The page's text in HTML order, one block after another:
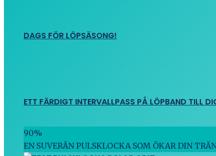
DAGS FÖR LÖPSÄSONG!
ETT FÄRDIGT INTERVALLPASS PÅ LÖPBAND TILL
90%
EN SUVERÄN PULSKLOCKA SOM ÖKAR DIN